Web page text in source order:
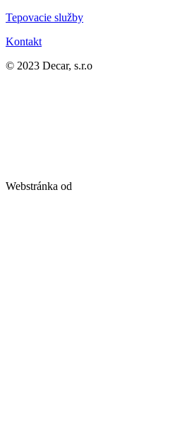
Tepovacie služby
Kontakt
© 2023 Decar, s.r.o
Webstránka od